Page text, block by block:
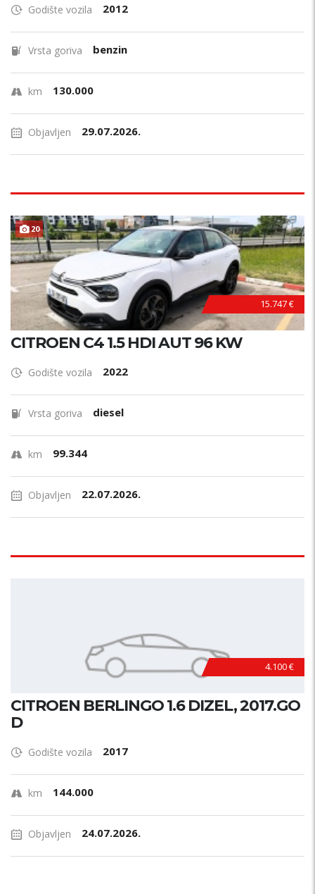
Godište vozila 2012
Vrsta goriva benzin
km 130.000
Objavljen 29.07.2026.
20
15.747 €
CITROEN C4 1.5 HDI AUT 96 KW
Godište vozila 2022
Vrsta goriva diesel
km 99.344
Objavljen 22.07.2026.
4.100 €
CITROEN BERLINGO 1.6 DIZEL, 2017.GO
D
Godište vozila 2017
km 144.000
Objavljen 24.07.2026.